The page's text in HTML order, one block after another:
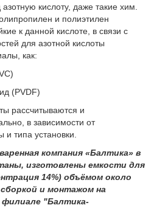
кислоту, даже такие хим.
и полиэтилен
к данной кислоте, в связи с
для азотной кислоты
как:
(PVDF)
рассчитываются и
в зависимости от
типа установки.
компания «Балтика» в
изготовлены емкости для
14%) объёмом около
и монтажом на
филиале "Балтика-